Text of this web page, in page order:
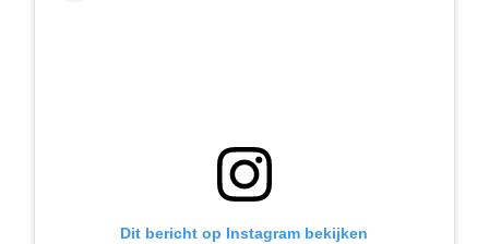
Dit bericht op Instagram bekijken